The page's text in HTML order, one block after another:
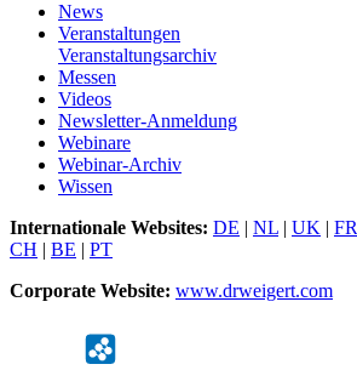
News
Veranstaltungen
Veranstaltungsarchiv
Messen
Videos
Newsletter-Anmeldung
Webinare
Webinar-Archiv
Wissen
Internationale Websites: DE | NL | UK | FR
CH | BE | PT
Corporate Website: www.drweigert.com